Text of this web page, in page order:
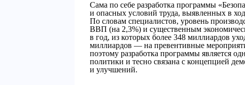
Сама по себе разработка программы
и опасных условий труда, выявленных в
По словам специалистов, уровень
ВВП (на 2,3%) и существенным
в год, из которых более 348 миллиардов
миллиардов — на превентивные
поэтому разработка программы является
политики и тесно связана с концепцией
и улучшений.